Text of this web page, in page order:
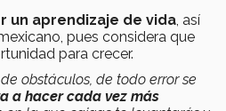
un aprendizaje de vida , así
pues considera que
para crecer.
obstáculos, de todo error se
a hacer cada vez más